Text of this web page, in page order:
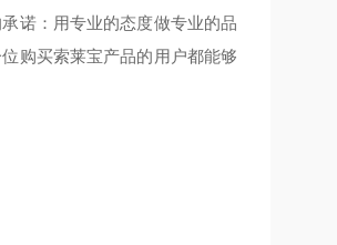
诺：用专业的态度做专业的品
购买索莱宝产品的用户都能够